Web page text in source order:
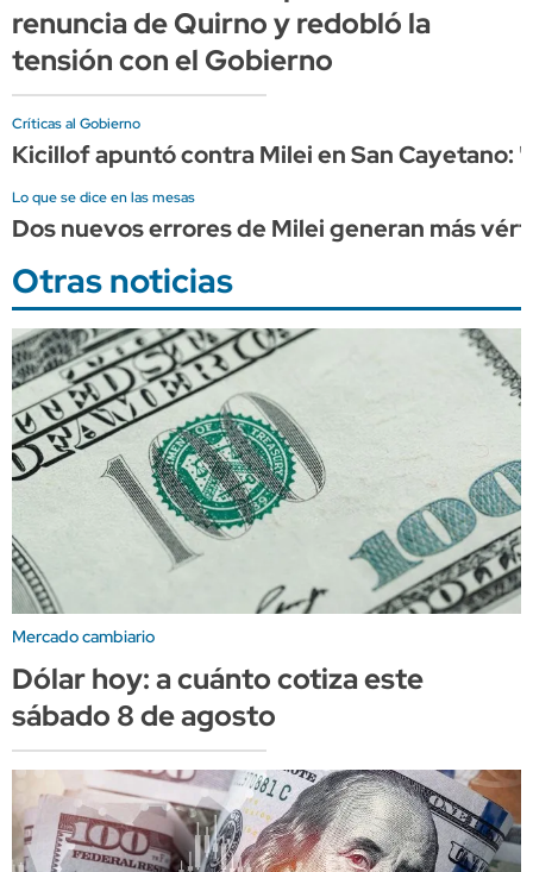
renuncia de Quirno y redobló la
tensión con el Gobierno
Críticas al Gobierno
Kicillof apuntó contra Milei en San Cayetano:
Lo que se dice en las mesas
Dos nuevos errores de Milei generan más
Otras noticias
Mercado cambiario
Dólar hoy: a cuánto cotiza este
sábado 8 de agosto